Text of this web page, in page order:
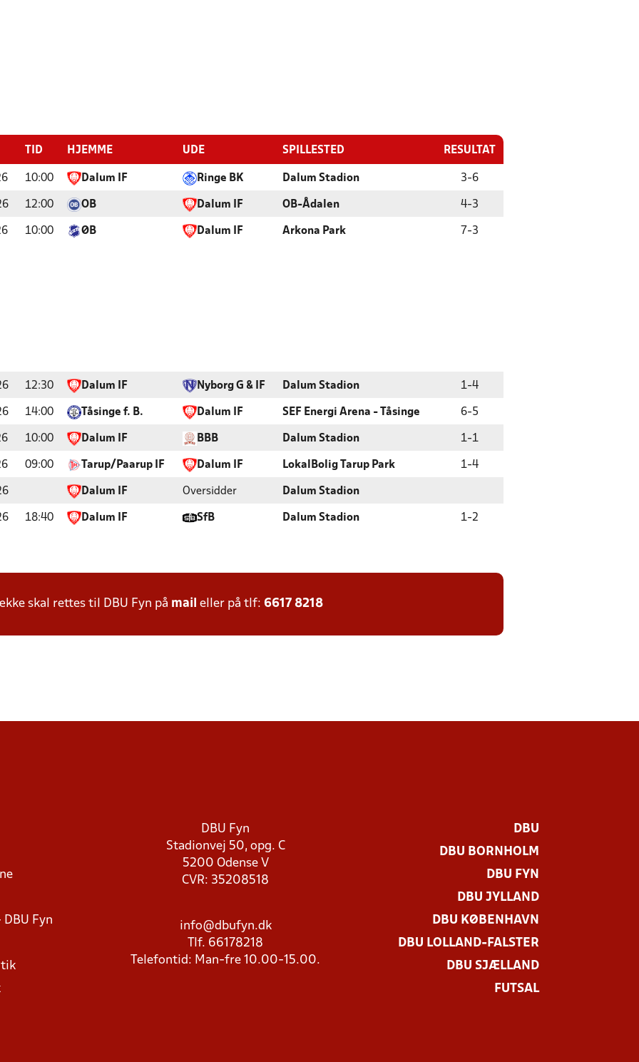
TID HJEMME UDE SPILLESTED RESULTAT
10:00 Dalum IF Ringe BK Dalum Stadion 3-6
12:00 OB Dalum IF OB-Ådalen 4-3
10:00 ØB Dalum IF Arkona Park 7 -3
12:30 Dalum IF Nyborg G & IF Dalum Stadion 1-4
14:00 Tåsinge f. B. Dalum IF SEF Energi Arena - Tåsinge 6-5
10:00 Dalum IF BBB Dalum Stadion 1-1
09:00 Tarup/Paarup IF Dalum IF LokalBolig Tarup Park 1-4
Dalum IF Oversidder Dalum Stadion
18:40 Dalum IF SfB Dalum Stadion 1-2
skal rettes til DBU Fyn på mail eller på tlf: 6617 8218
Fyn
DBU Fyn
Stadionvej 50, opg. C
5200 Odense V
CVR: 35208518
info@dbufyn.dk
Tlf. 66178218
Telefontid: Man-fre 10.00-15.00.
DBU
DBU BORNHOLM
DBU FYN
DBU JYLLAND
DBU KØBENHAVN
DBU LOLLAND-FALSTER
DBU SJÆLLAND
FUTSAL